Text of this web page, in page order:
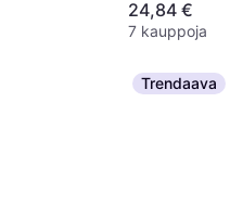
24,84 €
7 kauppoja
Trendaava